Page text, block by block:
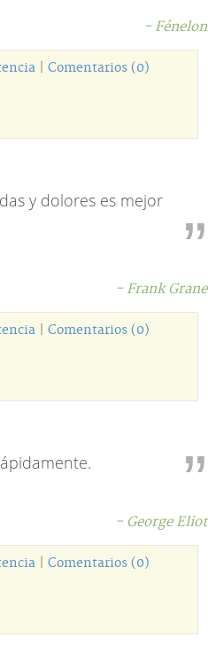
- Fénelon
Comentarios (0)
y dolores es mejor
- Frank Grane
Comentarios (0)
- George Eliot
Comentarios (0)